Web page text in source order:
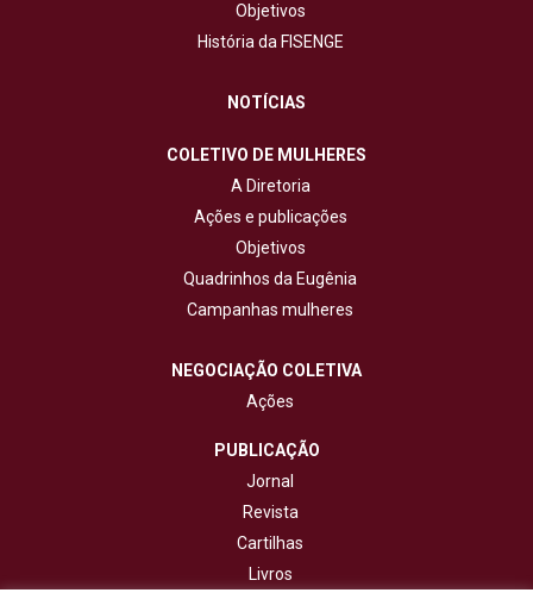
Objetivos
História da FISENGE
NOTÍCIAS
COLETIVO DE MULHERES
A Diretoria
Ações e publicações
Objetivos
Quadrinhos da Eugênia
Campanhas mulheres
NEGOCIAÇÃO COLETIVA
Ações
PUBLICAÇÃO
Jornal
Revista
Cartilhas
Livros